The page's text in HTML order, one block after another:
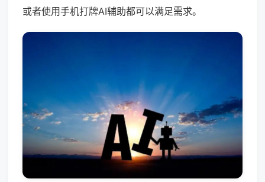
或者使用手机打牌AI辅助都可以满足需求。